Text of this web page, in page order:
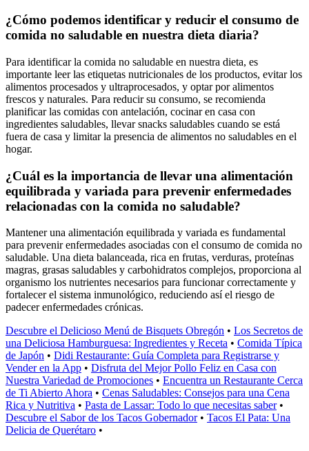
¿Cómo podemos identificar y reducir el consumo de
comida no saludable en nuestra dieta diaria?
Para identificar la comida no saludable en nuestra dieta, es
importante leer las etiquetas nutricionales de los productos, evitar los
alimentos procesados y ultraprocesados, y optar por alimentos
frescos y naturales. Para reducir su consumo, se recomienda
planificar las comidas con antelación, cocinar en casa con
ingredientes saludables, llevar snacks saludables cuando se está
fuera de casa y limitar la presencia de alimentos no saludables en el
hogar.
¿Cuál es la importancia de llevar una alimentación
equilibrada y variada para prevenir enfermedades
relacionadas con la comida no saludable?
Mantener una alimentación equilibrada y variada es fundamental
para prevenir enfermedades asociadas con el consumo de comida no
saludable. Una dieta balanceada, rica en frutas, verduras, proteínas
magras, grasas saludables y carbohidratos complejos, proporciona al
organismo los nutrientes necesarios para funcionar correctamente y
fortalecer el sistema inmunológico, reduciendo así el riesgo de
padecer enfermedades crónicas.
Descubre el Delicioso Menú de Bisquets Obregón • Los Secretos de
una Deliciosa Hamburguesa: Ingredientes y Receta • Comida Típica
de Japón • Didi Restaurante: Guía Completa para Registrarse y
Vender en la App • Disfruta del Mejor Pollo Feliz en Casa con
Nuestra Variedad de Promociones • Encuentra un Restaurante Cerca
de Ti Abierto Ahora • Cenas Saludables: Consejos para una Cena
Rica y Nutritiva • Pasta de Lassar: Todo lo que necesitas saber•
Descubre el Sabor de los Tacos Gobernador• Tacos El Pata: Una
Delicia de Querétaro •